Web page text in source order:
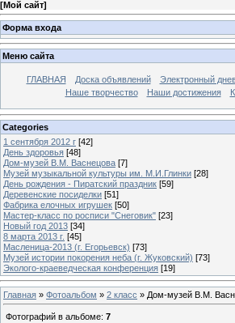
[Мой сайт]
Форма входа
Меню сайта
ГЛАВНАЯ Доска объявлений Электронный
Наше творчество
Наши достижения
Categories
1 сентября 2012 г [42]
День здоровья [48]
Дом-музей В.М. Васнецова [7]
Музей музыкальной культуры им. М.И.Глинки [28]
День рождения - Пиратский праздник [59]
Деревенские посиделки [51]
Фабрика елочных игрушек [50]
Мастер-класс по росписи "Снеговик" [23]
Новый год 2013 [34]
8 марта 2013 г. [45]
Масленица-2013 (г. Егорьевск) [73]
Музей истории покорения неба (г. Жуковский) [73]
Эколого-краеведческая конференция [19]
Главная » Фотоальбом » 2 класс » Дом-музей В.М.
Фотографий в альбоме: 7